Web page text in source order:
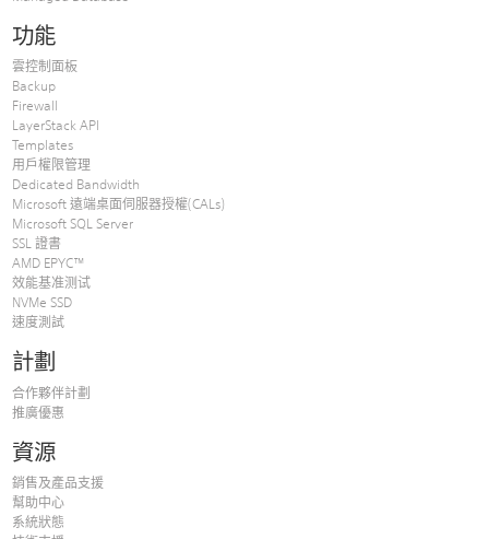
功能
雲控制面板
Backup
Firewall
LayerStack API
Templates
用戶權限管理
Dedicated Bandwidth
Microsoft 遠端桌面伺服器授權(CALs)
Microsoft SQL Server
SSL 證書
AMD EPYC™
效能基准测试
NVMe SSD
速度測試
計劃
合作夥伴計劃
推廣優惠
資源
銷售及產品支援
幫助中心
系統狀態